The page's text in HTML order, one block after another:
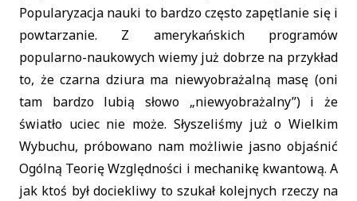
Popularyzacja nauki to bardzo często zapętlanie się i
powtarzanie. Z amerykańskich programów
popularno-naukowych wiemy już dobrze na przykład
to, że czarna dziura ma niewyobrażalną masę (oni
tam bardzo lubią słowo „niewyobrażalny”) i że
światło uciec nie może. Słyszeliśmy już o Wielkim
Wybuchu, próbowano nam możliwie jasno objaśnić
Ogólną Teorię Względności i mechanikę kwantową. A
jak ktoś był dociekliwy to szukał kolejnych rzeczy na